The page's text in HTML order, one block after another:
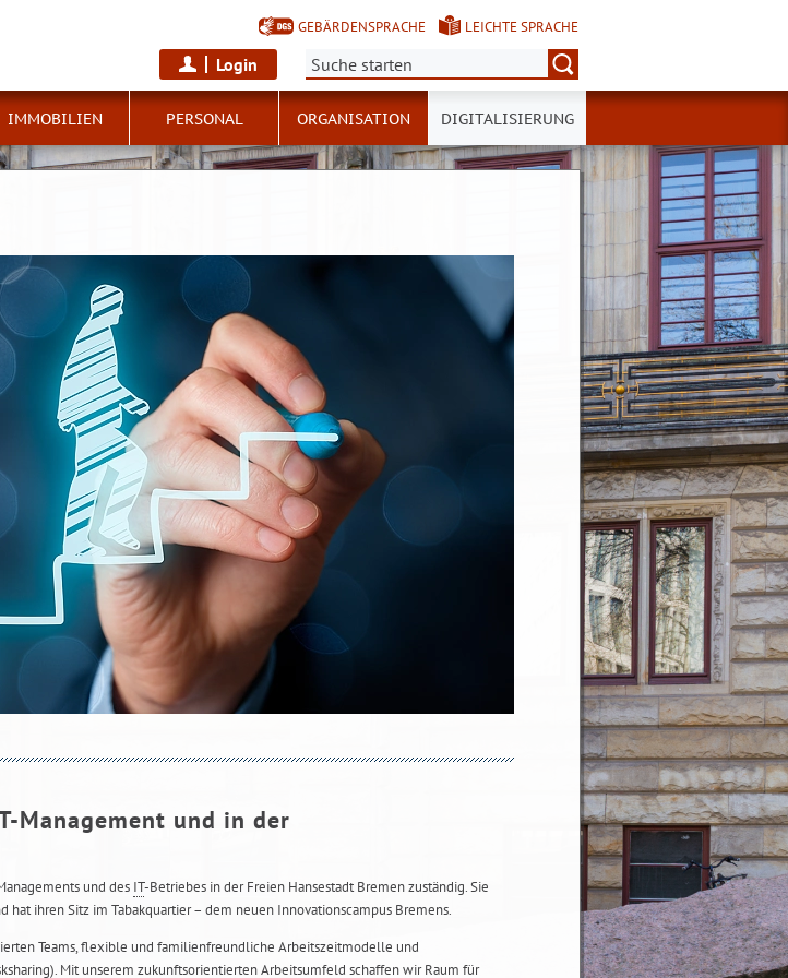
GEBÄRDENSPRACHE LEICHTE SPRACHE
Login Suche:
IMMOBILIEN PERSONAL ORGANISATION DIGITALISIERUNG
Management und in der
und des IT-Betriebes in der Freien Hansestadt Bremen zuständig. Sie
ihren Sitz im Tabakquartier – dem neuen Innovationscampus Bremens.
Teams, flexible und familienfreundliche Arbeitszeitmodelle und
). Mit unserem zukunftsorientierten Arbeitsumfeld schaffen wir Raum für